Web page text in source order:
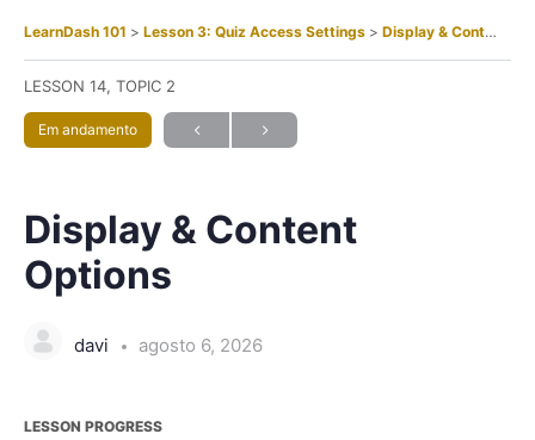
LearnDash 101 Lesson 3: Quiz Access Settings Display & Content Options
LESSON 14, TOPIC 2
Em andamento
Display & Content
Options
davi agosto 6, 2026
LESSON PROGRESS